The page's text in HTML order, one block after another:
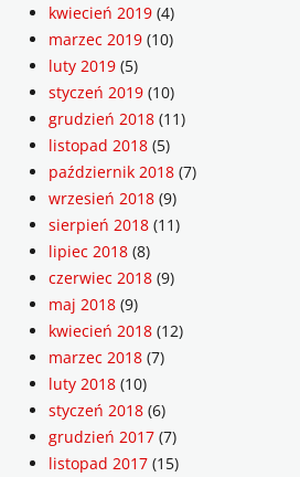
kwiecień 2019 (4)
marzec 2019 (10)
luty 2019 (5)
styczeń 2019 (10)
grudzień 2018 (11)
listopad 2018 (5)
październik 2018 (7)
wrzesień 2018 (9)
sierpień 2018 (11)
lipiec 2018 (8)
czerwiec 2018 (9)
maj 2018 (9)
kwiecień 2018 (12)
marzec 2018 (7)
luty 2018 (10)
styczeń 2018 (6)
grudzień 2017 (7)
listopad 2017 (15)